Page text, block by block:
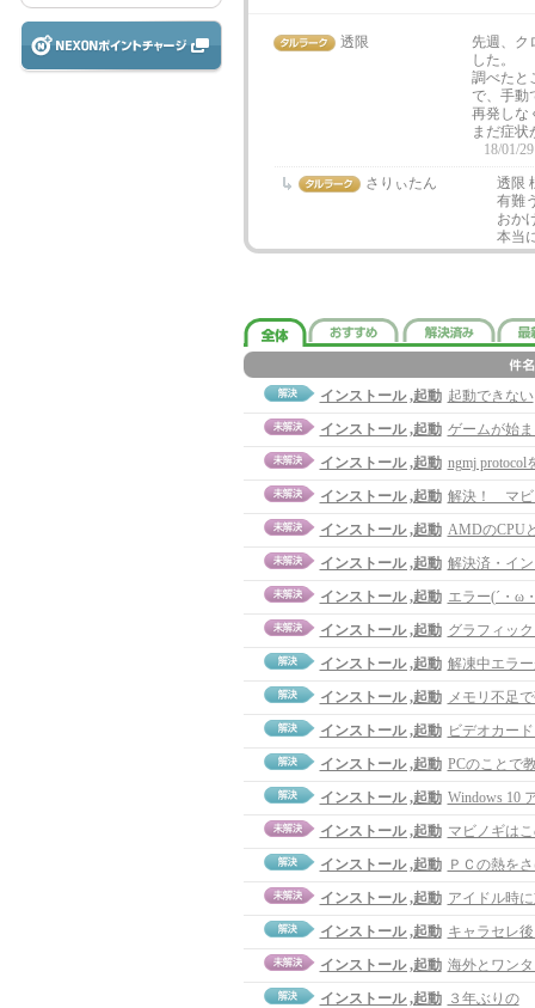
透限
先週、ク
した。
調べたと
で、手動
再発しな
まだ症状
18/01/
さりぃたん
透限
有難
おか
本当
インストール ,起動 起動できない
インストール ,起動 ゲームが始
インストール ,起動 ngmj protocol
インストール ,起動 解決！ マビ
インストール ,起動 AMDのCPU
インストール ,起動 解決済・イ
インストール ,起動 エラー(´・ω
インストール ,起動 グラフィッ
インストール ,起動 解凍中エラ
インストール ,起動 メモリ不足
インストール ,起動 ビデオカー
インストール ,起動 PCのことで
インストール ,起動 Windows 10
インストール ,起動 マビノギは
インストール ,起動
ＰＣの熱を
インストール ,起動 アイドル時
インストール ,起動 キャラセレ
インストール ,起動 海外とワン
インストール ,起動
３年ぶりの